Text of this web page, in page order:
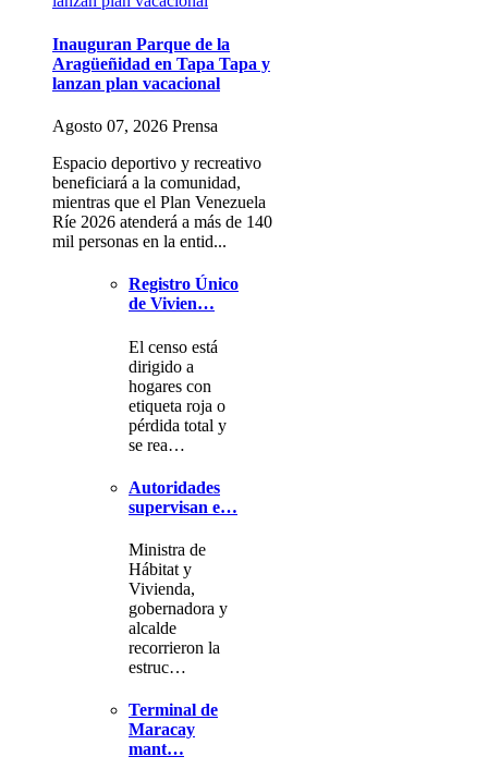
Inauguran Parque de la
Aragüeñidad en Tapa Tapa y
lanzan plan vacacional
Agosto 07, 2026 Prensa
Espacio deportivo y recreativo
beneficiará a la comunidad,
mientras que el Plan Venezuela
Ríe 2026 atenderá a más de 140
mil personas en la entid...
Registro Único
de Vivien…
El censo está
dirigido a
hogares con
etiqueta roja o
pérdida total y
se rea…
Autoridades
supervisan e…
Ministra de
Hábitat y
Vivienda,
gobernadora y
alcalde
recorrieron la
estruc…
Terminal de
Maracay
mant…